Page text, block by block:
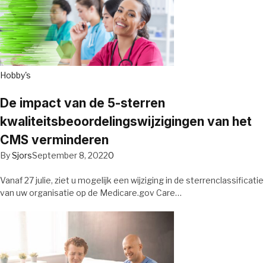
Hobby's
De impact van de 5-sterren
kwaliteitsbeoordelingswijzigingen van het
CMS verminderen
BySjorsSeptember 8, 20220
Vanaf 27 julie, ziet u mogelijk een wijziging in de sterrenclassificatie
van uw organisatie op de Medicare.gov Care…